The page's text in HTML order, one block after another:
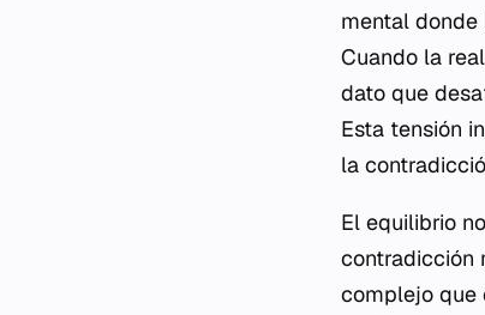
mental
Cuando la
dato que
Esta tensión
la
El equilibrio
contradicción
complejo que